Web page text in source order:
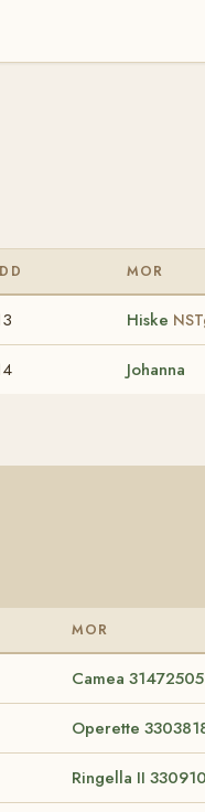
MOR
Hiske
Johanna
MOR
Camea 31472505
Operette
Ringella II